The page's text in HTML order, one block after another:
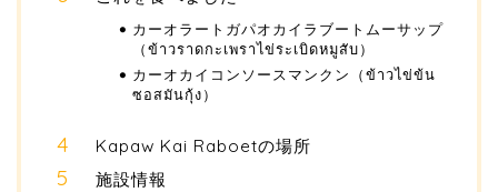
カーオラートガパオカイラブートムーサップ
（ข้าวราดกะเพราไข่ระเบิดหมูสับ）
カーオカイコンソースマンクン（ข้าวไข่ข้น
ซอสมันกุ้ง）
Kapaw Kai Raboetの場所
施設情報